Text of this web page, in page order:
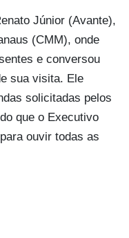
Júnior (Avante),
(CMM), onde
e conversou
sua visita. Ele
solicitadas pelos
que o Executivo
ouvir todas as